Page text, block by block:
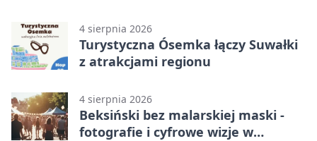
4 sierpnia 2026
Turystyczna Ósemka łączy Suwałki
z atrakcjami regionu
4 sierpnia 2026
Beksiński bez malarskiej maski -
fotografie i cyfrowe wizje w